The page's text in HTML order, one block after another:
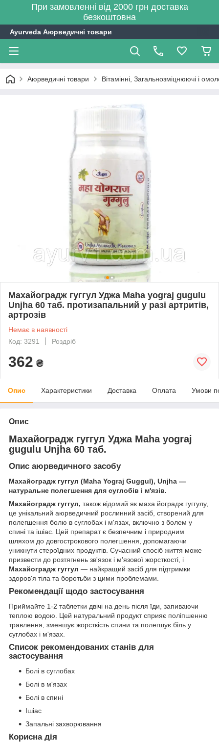
При замовленні від 2000 грн доставка
безкоштовна
Ayurveda Аюрведичні товари
Аюрведичні товари Вітамінні, Загальнозміцнюючі і
Махайоградж гуггул Уджа Maha yograj gugulu
Unjha 60 таб. протизапальний у разі артритів,
артрозів
Немає в наявності
Код: 3291
Роздріб
362 ₴
Опис Характеристики Доставка Оплата Умови
Опис
Махайоградж гуггул Уджа Maha yograj
gugulu Unjha 60 таб.
Опис аюрведичного засобу
Махайоградж гуггул (Maha Yograj Guggul), Unjha —
натуральне полегшення для суглобів і м'язів.
Махайоградж гуггул, також відомий як маха йоградж гуггулу,
це унікальний аюрведичний рослинний засіб, створений для
полегшення болю в суглобах і м'язах, включно з болем у
спині та ішіас. Цей препарат є безпечним і природним
шляхом до довгострокового полегшення, допомагаючи
уникнути стероїдних продуктів. Сучасний спосіб життя може
призвести до розтягнень зв'язок і м'язової жорсткості, і
Махайоградж гуггул — найкращий засіб для підтримки
здоров'я тіла та боротьби з цими проблемами.
Рекомендації щодо застосування
Приймайте 1-2 таблетки двічі на день після їди, запиваючи
теплою водою. Цей натуральний продукт сприяє поліпшенню
травлення, зменшує жорсткість спини та полегшує біль у
суглобах і м'язах.
Список рекомендованих станів для
застосування
Болі в суглобах
Болі в м'язах
Болі в спині
Ішіас
Запальні захворювання
Корисна дія